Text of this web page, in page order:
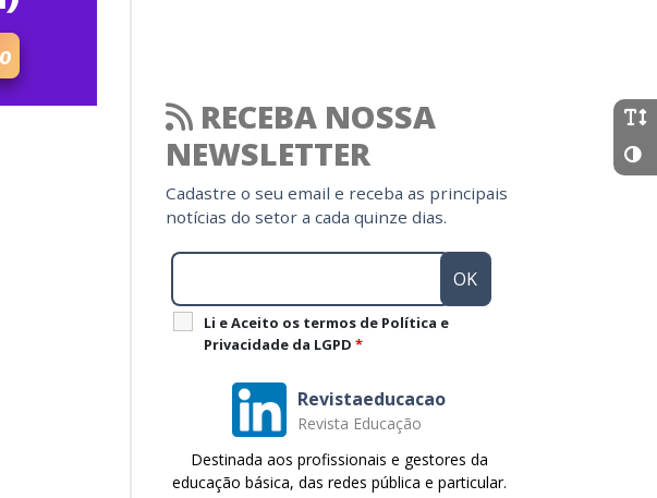
RECEBA NOSSA
NEWSLETTER
Cadastre o seu email e receba as principais
notícias do setor a cada quinze dias.
Li e Aceito os termos de Política e
Privacidade da LGPD *
Revistaeducacao
Revista Educação
Destinada aos profissionais e gestores da
educação básica, das redes pública e particular.